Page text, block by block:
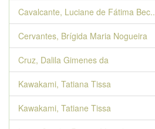
Cavalcante, Luciane de Fátima
Cervantes, Brígida Maria Nogueira
Cruz, Dalila Gimenes da
Kawakami, Tatiana Tissa
Kawakami, Tatiane Tissa